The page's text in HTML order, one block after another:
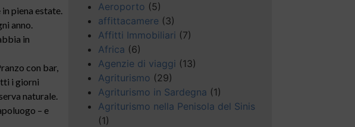
piena estate.
anno.
in
con bar,
i giorni
naturale.
– e
Aeroporto (5)
affittacamere (3)
Affitti Immobiliari (7)
Africa (6)
Agenzie di viaggi (13)
Agriturismo (29)
Agriturismo in Sardegna (1)
Agriturismo nella Penisola del Sinis
(1)